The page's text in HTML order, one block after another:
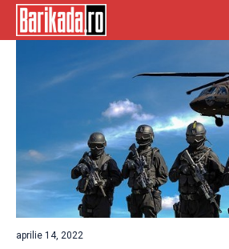
aprilie 14, 2022